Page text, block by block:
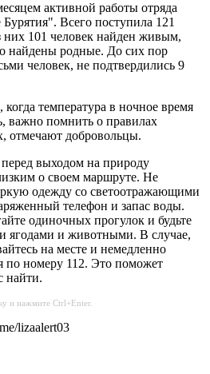
активной работы отряда
Всего поступила 121
них 101 человек найден живым,
найдены родные. До сих пор
человек, не подтвердились 9
когда температура в ночное время
важно помнить о правилах
отмечают добровольцы.
выходом на природу
о своем маршруте. Не
одежду со светоотражающими
телефон и запас воды.
одиночных прогулок и будьте
ягодами и животными. В случае,
на месте и немедленно
по номеру 112. Это поможет
найти.
и нажмите Ctrl+Enter.
lizaalert03